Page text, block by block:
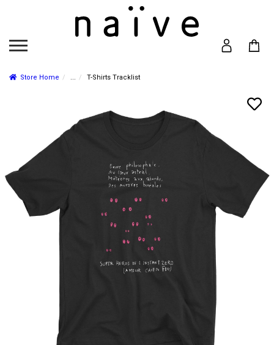
Store Home ... T-Shirts Tracklist